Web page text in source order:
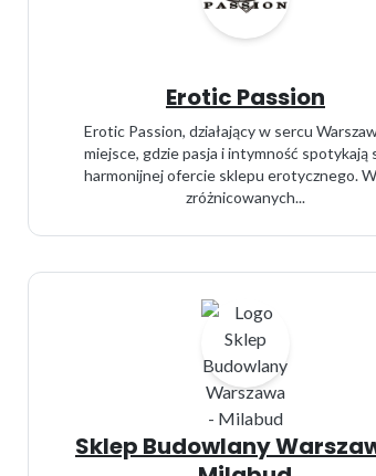
Erotic Passion
Erotic Passion, działający w sercu
miejsce, gdzie pasja i intymność spotykają
harmonijnej ofercie sklepu erotycznego.
zróżnicowanych...
Sklep Budowlany